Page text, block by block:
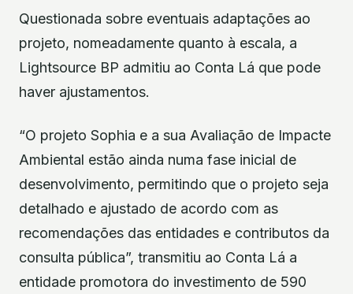
Questionada sobre eventuais adaptações ao
projeto, nomeadamente quanto à escala, a
Lightsource BP admitiu ao Conta Lá que pode
haver ajustamentos.
“O projeto Sophia e a sua Avaliação de Impacte
Ambiental estão ainda numa fase inicial de
desenvolvimento, permitindo que o projeto seja
detalhado e ajustado de acordo com as
recomendações das entidades e contributos da
consulta pública”, transmitiu ao Conta Lá a
entidade promotora do investimento de 590